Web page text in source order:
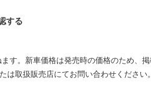
する
す。新車価格は発売時の価格のため、
は取扱販売店にてお問い合わせください。